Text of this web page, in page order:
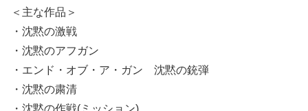
＜主な作品＞
・沈黙の激戦
・沈黙のアフガン
・エンド・オブ・ア・ガン 沈黙の銃弾
・沈黙の粛清